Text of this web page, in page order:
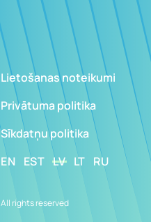
Lietošanas noteikumi
Privātuma politika
Sīkdatņu politika
EN EST LV LT RU
rights reserved